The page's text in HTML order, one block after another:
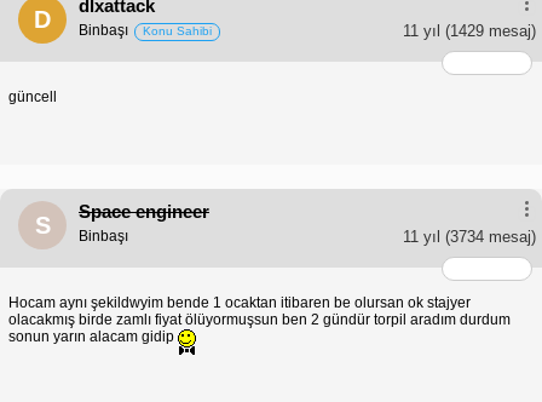
D
dlxattack
11 yıl (1429 mesaj)
Binbaşı Konu Sahibi
güncell
S
Space engineer
11 yıl (3734 mesaj)
Binbaşı
Hocam aynı şekildwyim bende 1 ocaktan itibaren be olursan ok stajyer
olacakmış birde zamlı fiyat ölüyormuşsun ben 2 gündür torpil aradım durdum
sonun yarın alacam gidip